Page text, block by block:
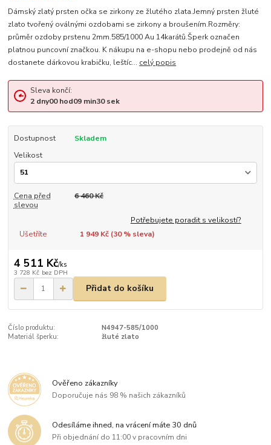
Dámský zlatý prsten očka se zirkony ze žlutého zlata.Jemný prsten žluté
zlato tvořený oválnými ozdobami se zirkony a broušením.Rozměry:
průměr ozdoby prstenu 2mm.585/1000 Au 14karátů.Šperk označen
platnou puncovní značkou. K nákupu na e-shopu nebo prodejně od nás
dostanete dárkovou krabičku, leštíc... celý popis
Sleva končí:
2 dny00hod09min30sek
Dostupnost
Skladem
Velikost
Cena před
slevou
6 460 Kč
Potřebujete poradit s velikostí?
Ušetříte
1 949 Kč (30% sleva)
4 511 Kč/ks
3 728 Kč bez DPH
Přidat do košíku
Číslo produktu:
N4947-585/1000
Materiál šperku:
žluté zlato
Ověřeno zákazníky
Doporučuje nás 98 % našich zákazníků
Odesíláme ihned, na vrácení máte 30 dnů
Při objednání do 11:00 v pracovním dni